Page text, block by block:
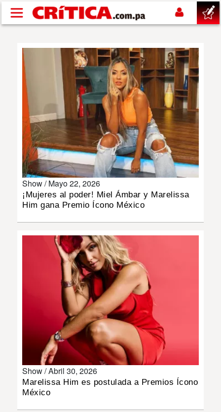
Pasar al contenido principal
SUCESOS
POLÍTICA
SHOW
DEPORTES
Show /Mayo 22, 2026
¡Mujeres al poder! Miel Ámbar y Marelissa
Him gana Premio Ícono México
Show /Abril 30, 2026
Marelissa Him es postulada a Premios Ícono
México